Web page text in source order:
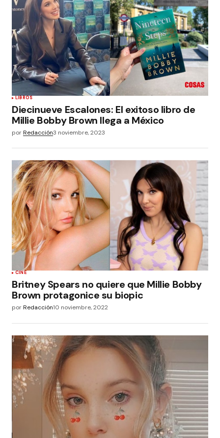
LIBROS
Diecinueve Escalones: El exitoso libro de
Millie Bobby Brown llega a México
porRedacción3 noviembre, 2023
CINE
Britney Spears no quiere que Millie Bobby
Brown protagonice su biopic
porRedacción10 noviembre, 2022